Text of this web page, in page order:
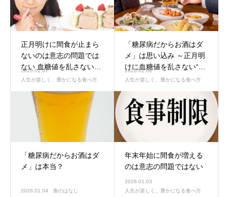
正月明けに間食が止まら
ないのは意志の問題では
ない 血糖値を乱さない
「おやつの戻し方」
2026.01.07
人生が楽しく、豊かになる食べ方
「糖尿病だからお酒はダ
メ」は思い込み ～正月明
けに血糖値を乱さない“飲
み直し”の考え方～
2026.01.06
人生が楽しく、豊かになる食べ方
「糖尿病だからお酒はダ
メ」は本当？
2026.01.04 食のはなし
年末年始に間食が増える
のは意志の問題ではない
2026.01.03
人生が楽しく、豊かになる食べ方